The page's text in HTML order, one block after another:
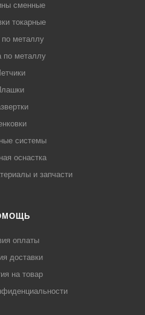
сменные
токарные
металлу
по металлу
системы
оснастка
и запчасти
оплаты
доставки
на товар